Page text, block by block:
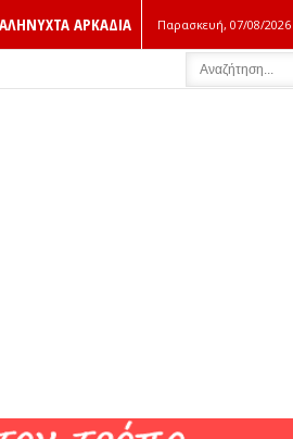
ΑΡΚΑΔΙΑ Παρασκευή, 07/08/2026